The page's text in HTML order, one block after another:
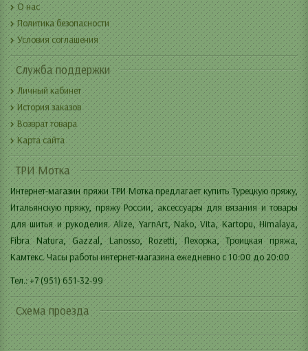
О нас
Политика безопасности
Условия соглашения
Служба поддержки
Личный кабинет
История заказов
Возврат товара
Карта сайта
ТРИ Мотка
Интернет-магазин пряжи ТРИ Мотка предлагает купить Турецкую пряжу,
Итальянскую пряжу, пряжу России, аксессуары для вязания и товары
для шитья и рукоделия. Alize, YarnArt, Nako, Vita, Kartopu, Himalaya,
Fibra Natura, Gazzal, Lanosso, Rozetti, Пехорка, Троицкая пряжа,
Камтекс. Часы работы интернет-магазина ежедневно с 10:00 до 20:00
Тел.: +7 (951) 651-32-99
Схема проезда